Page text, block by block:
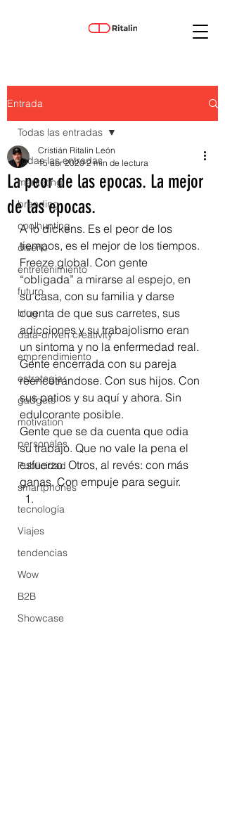
Entrada
Todas las entradas
marketing
branding
coolhunting
diseño
entretenimiento
futuro
blog
data-driven creativity
emprendimiento
estrategia
gadgets
motivation
personales
Publicidad
smartphones
tecnología
Viajes
tendencias
Wow
B2B
Showcase
Todas las entradas
La peor de las epocas. La mejor
de las epocas.
Cristián Ritalin León
15 abr 2020 2 min de lectura
A lo dickens. Es el peor de los
tiempos, es el mejor de los tiempos.
Freeze global. Con gente
“obligada” a mirarse al espejo, en
su casa, con su familia y darse
cuenta de que sus carretes, sus
adicciones y su trabajolismo eran
un sintoma y no la enfermedad real.
Gente encerrada con su pareja
reencotrándose. Con sus hijos. Con
sus patios y su aquí y ahora. Sin
edulcorante posible.
Gente que se da cuenta que odia
su trabajo. Que no vale la pena el
esfuerzo. Otros, al revés: con más
ganas. Con empuje para seguir.